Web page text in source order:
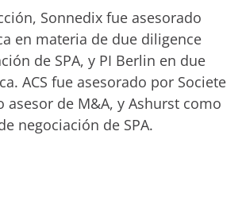
Sonnedix fue asesorado
en materia de due diligence
de SPA, y PI Berlin en due
ACS fue asesorado por Societe
asesor de M&A, y Ashurst como
negociación de SPA.